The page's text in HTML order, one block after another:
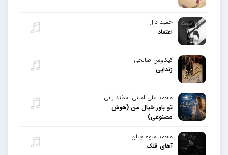
حمید دال
اعتماد
کیکاوس صالحی
زندایی
محمد علی امینی اسفندارانی
تو باور خیال من (هوش
مصنوعی)
محمد میوه چیان
آهای فلک